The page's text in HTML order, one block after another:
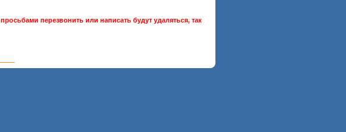
перезвонить или написать будут удаляться, так